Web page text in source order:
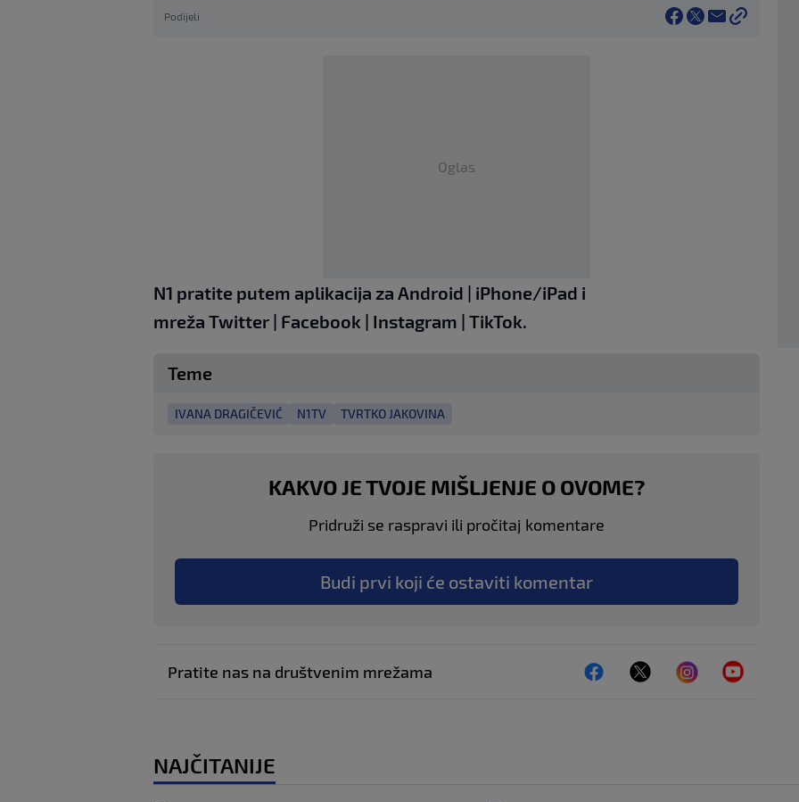
Podijeli
Oglas
N1 pratite putem aplikacija za Android | iPhone/iPad i
mreža Twitter | Facebook | Instagram | TikTok.
Teme
IVANA DRAGIČEVIĆ N1TV TVRTKO JAKOVINA
KAKVO JE TVOJE MIŠLJENJE O OVOME?
Pridruži se raspravi ili pročitaj komentare
Budi prvi koji će ostaviti komentar
Pratite nas na društvenim mrežama
NAJČITANIJE